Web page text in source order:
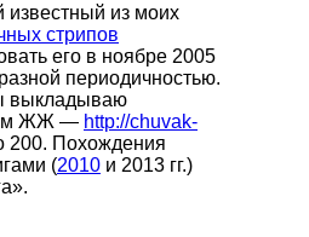
из моих
стрипов
его в ноябре 2005
периодичностью.
выкладываю
ЖЖ — http://chuvak-
200. Похождения
(2010 и 2013 гг.)